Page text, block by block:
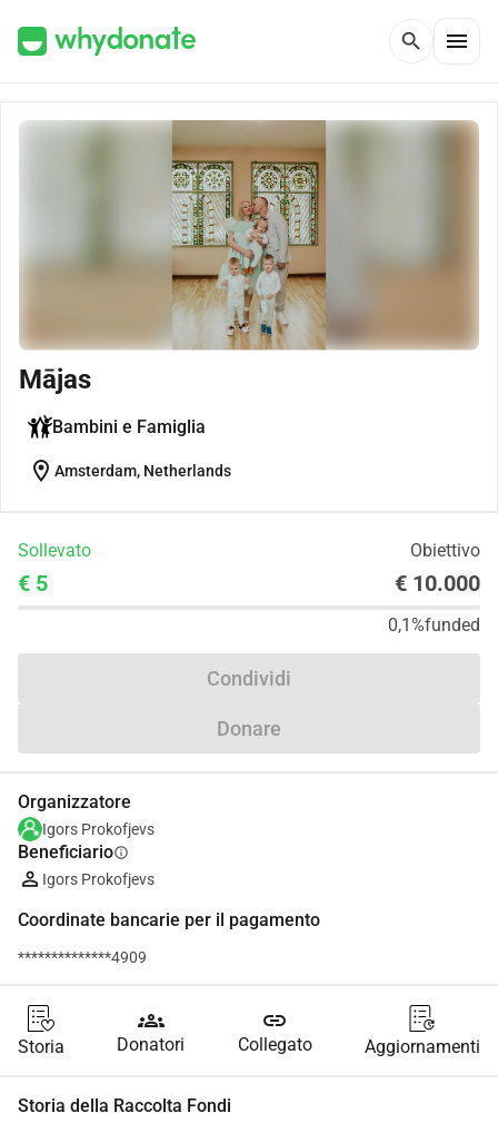
search menu
Mājas
Bambini e Famiglia
location_on Amsterdam, Netherlands
Sollevato Obiettivo
€ 5 € 10.000
0,1%funded
Condividi
Donare
Organizzatore
Igors Prokofjevs
Beneficiarioinfo
Igors Prokofjevs
Coordinate bancarie per il pagamento
**************4909
Storia
groups
Donatori
link
Collegato Aggiornamenti
Storia della Raccolta Fondi